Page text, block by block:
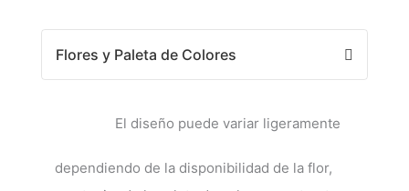
Flores y Paleta de Colores
El diseño puede variar ligeramente
dependiendo de la disponibilidad de la flor,